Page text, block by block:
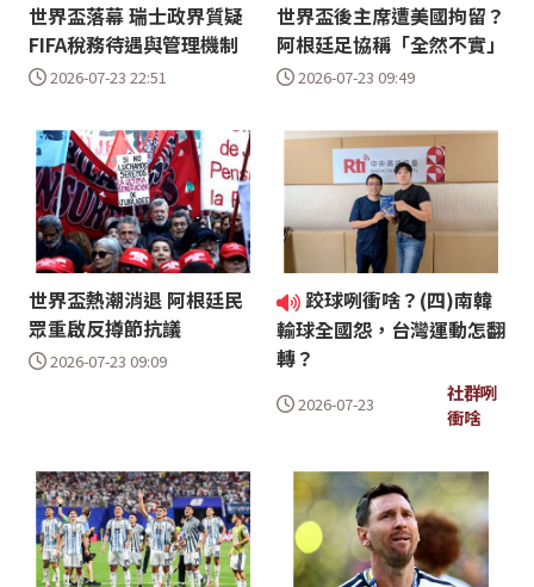
世界盃落幕 瑞士政界質疑
FIFA稅務待遇與管理機制
2026-07-23 22:51
世界盃後主席遭美國拘留？
阿根廷足協稱「全然不實」
2026-07-23 09:49
世界盃熱潮消退 阿根廷民
眾重啟反撙節抗議
2026-07-23 09:09
跤球咧衝啥？(四)南韓
輸球全國怨，台灣運動怎翻
轉？
2026-07-23
社群咧
衝啥